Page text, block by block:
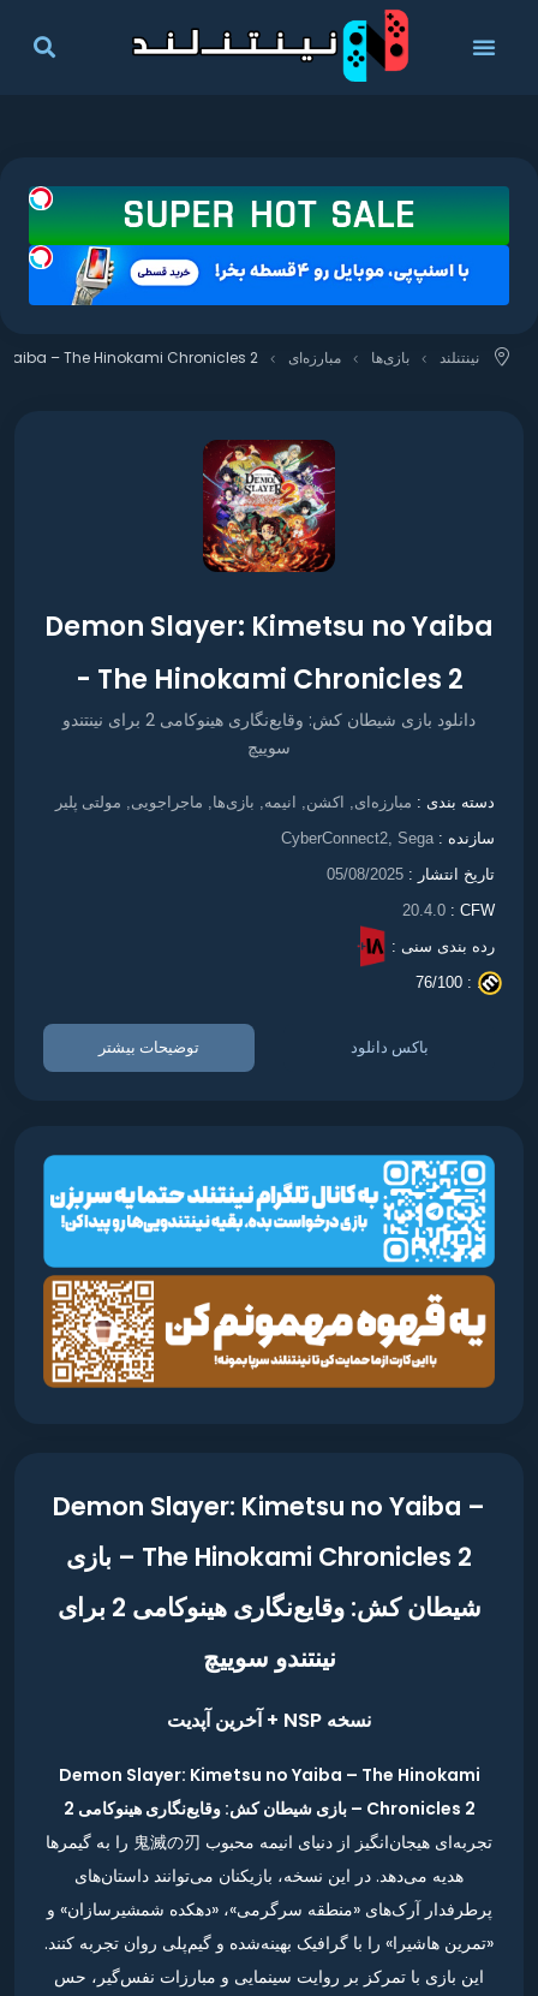
نینتنلند بازی‌ها مبارزه‌ای – The Hinokami Chronicles 2
Demon Slayer: Kimetsu no Yaiba
- The Hinokami Chronicles 2
دانلود بازی شیطان کش: وقایع‌نگاری هینوکامی 2 برای نینتندو
سوییچ
دسته بندی : مبارزه‌ای اکشن انیمه بازی‌ها ماجراجویی مولتی پلیر
سازنده : CyberConnect2, Sega
تاریخ انتشار : 05/08/2025
CFW :
20.4.0
رده بندی سنی :
. :
76/100
باکس دانلود توضیحات بیشتر
Demon Slayer: Kimetsu no Yaiba –
The Hinokami Chronicles 2 – بازی
شیطان کش: وقایع‌نگاری هینوکامی 2 برای
نینتندو سوییچ
نسخه NSP + آخرین آپدیت
Demon Slayer: Kimetsu no Yaiba – The Hinokami
Chronicles 2 – بازی شیطان کش: وقایع‌نگاری هینوکامی 2
تجربه‌ای هیجان‌انگیز از دنیای انیمه محبوب 鬼滅の刃 را به گیمرها
هدیه می‌دهد. در این نسخه، بازیکنان می‌توانند داستان‌های
پرطرفدار آرک‌های «منطقه سرگرمی»، «دهکده شمشیرسازان» و
«تمرین هاشیرا» را با گرافیک بهینه‌شده و گیم‌پلی روان تجربه کنند.
این بازی با تمرکز بر روایت سینمایی و مبارزات نفس‌گیر، حس